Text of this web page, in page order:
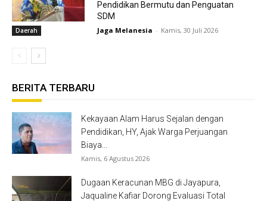
Daerah
Pendidikan Bermutu dan Penguatan
SDM
Jaga Melanesia - Kamis, 30 Juli 2026
BERITA TERBARU
Kekayaan Alam Harus Sejalan dengan
Pendidikan, HY, Ajak Warga Perjuangan
Biaya...
Kamis, 6 Agustus 2026
Dugaan Keracunan MBG di Jayapura,
Jaqualine Kafiar Dorong Evaluasi Total